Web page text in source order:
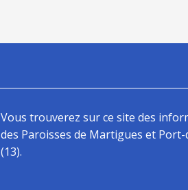
Vous trouverez sur ce site des
des Paroisses de Martigues et
(13).